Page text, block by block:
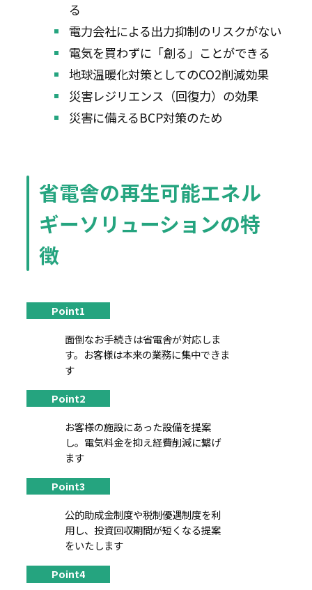
る
電力会社による出力抑制のリスクがない
電気を買わずに「創る」ことができる
地球温暖化対策としてのCO2削減効果
災害レジリエンス（回復力）の効果
災害に備えるBCP対策のため
省電舎の再生可能エネル
ギーソリューションの特
徴
Point1
面倒なお手続きは省電舎が対応しま
す。お客様は本来の業務に集中できま
す
Point2
お客様の施設にあった設備を提案
し。電気料金を抑え経費削減に繋げ
ます
Point3
公的助成金制度や税制優遇制度を利
用し、投資回収期間が短くなる提案
をいたします
Point4